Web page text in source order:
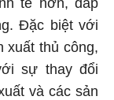
tế hơn, đáp
Đặc biệt với
xuất thủ công,
sự thay đổi
và các sản